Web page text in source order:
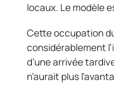
locaux. Le modèle
Cette occupation
considérablement
d’une arrivée
n’aurait plus